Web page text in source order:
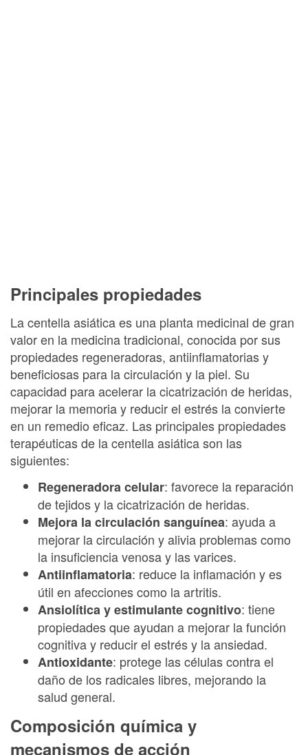
Principales propiedades
La centella asiática es una planta medicinal de gran
valor en la medicina tradicional, conocida por sus
propiedades regeneradoras, antiinflamatorias y
beneficiosas para la circulación y la piel. Su
capacidad para acelerar la cicatrización de heridas,
mejorar la memoria y reducir el estrés la convierte
en un remedio eficaz. Las principales propiedades
terapéuticas de la centella asiática son las
siguientes:
Regeneradora celular: favorece la reparación
de tejidos y la cicatrización de heridas.
Mejora la circulación sanguínea: ayuda a
mejorar la circulación y alivia problemas como
la insuficiencia venosa y las varices.
Antiinflamatoria: reduce la inflamación y es
útil en afecciones como la artritis.
Ansiolítica y estimulante cognitivo: tiene
propiedades que ayudan a mejorar la función
cognitiva y reducir el estrés y la ansiedad.
Antioxidante: protege las células contra el
daño de los radicales libres, mejorando la
salud general.
Composición química y
mecanismos de acción